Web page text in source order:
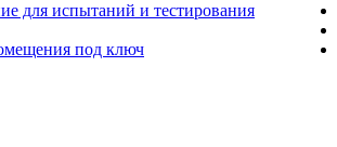
для испытаний и тестирования
под ключ